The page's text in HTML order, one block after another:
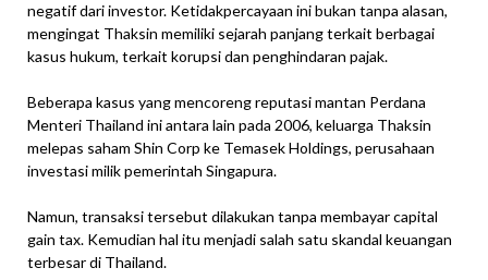
negatif dari investor. Ketidakpercayaan ini bukan tanpa alasan,
mengingat Thaksin memiliki sejarah panjang terkait berbagai
kasus hukum, terkait korupsi dan penghindaran pajak.
Beberapa kasus yang mencoreng reputasi mantan Perdana
Menteri Thailand ini antara lain pada 2006, keluarga Thaksin
melepas saham Shin Corp ke Temasek Holdings, perusahaan
investasi milik pemerintah Singapura.
Namun, transaksi tersebut dilakukan tanpa membayar capital
gain tax. Kemudian hal itu menjadi salah satu skandal keuangan
terbesar di Thailand.